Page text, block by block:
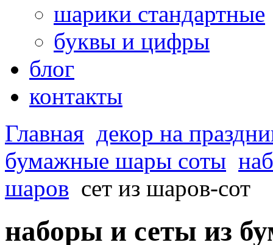
шарики стандартные
буквы и цифры
блог
контакты
Главная декор на
бумажные шары соты
шаров сет из шаров-сот
наборы и сеты из